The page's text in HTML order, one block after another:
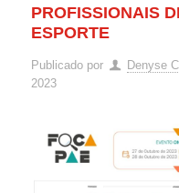
PROFISSIONAIS
ESPORTE
Publicado por Denyse
2023